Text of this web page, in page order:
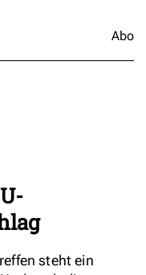
Abo
steht ein